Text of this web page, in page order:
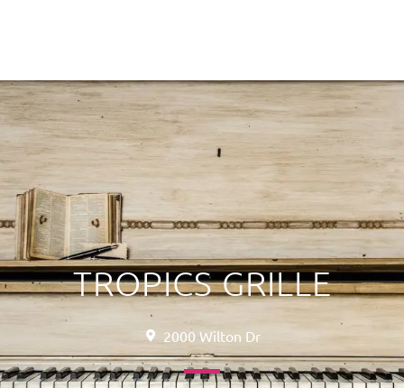
TROPICS GRILLE
2000 Wilton Dr